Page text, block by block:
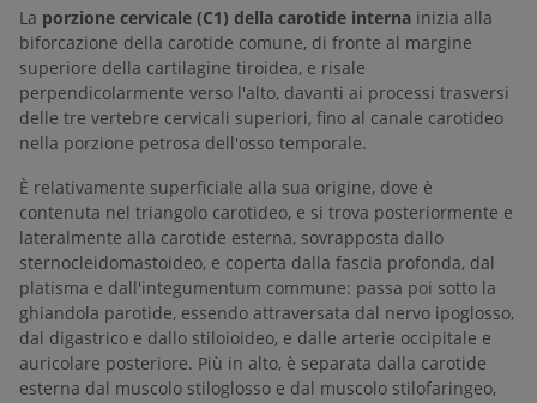
La porzione cervicale (C1) della carotide interna inizia alla
biforcazione della carotide comune, di fronte al margine
superiore della cartilagine tiroidea, e risale
perpendicolarmente verso l'alto, davanti ai processi trasversi
delle tre vertebre cervicali superiori, fino al canale carotideo
nella porzione petrosa dell'osso temporale.
È relativamente superficiale alla sua origine, dove è
contenuta nel triangolo carotideo, e si trova posteriormente e
lateralmente alla carotide esterna, sovrapposta dallo
sternocleidomastoideo, e coperta dalla fascia profonda, dal
platisma e dall'integumentum commune: passa poi sotto la
ghiandola parotide, essendo attraversata dal nervo ipoglosso,
dal digastrico e dallo stiloioideo, e dalle arterie occipitale e
auricolare posteriore. Più in alto, è separata dalla carotide
esterna dal muscolo stiloglosso e dal muscolo stilofaringeo,